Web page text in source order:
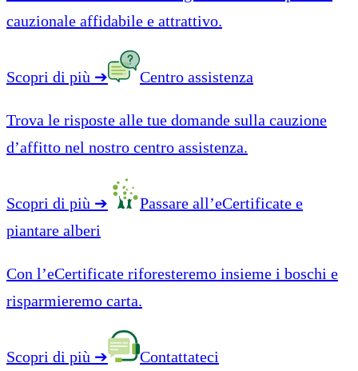
cauzionale affidabile e attrattivo.
Scopri di più ➔ Centro assistenza
Trova le risposte alle tue domande sulla cauzione
d’affitto nel nostro centro assistenza.
Scopri di più ➔
Passare all’eCertificate e
piantare alberi
Con l’eCertificate riforesteremo insieme i boschi e
risparmieremo carta.
Scopri di più ➔ Contattateci